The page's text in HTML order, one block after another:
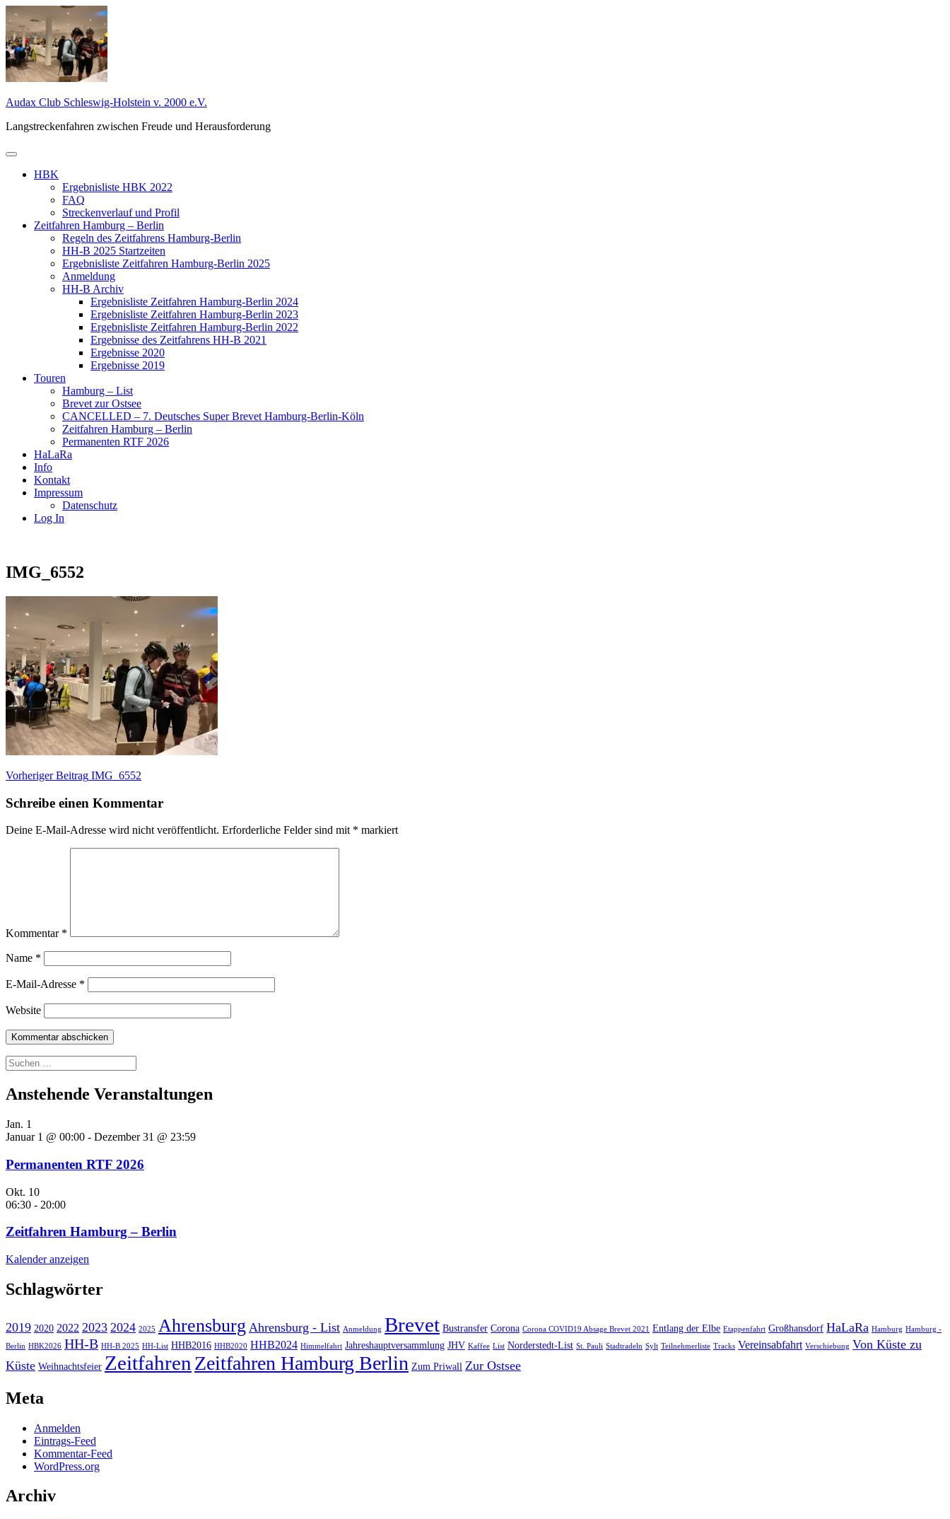
Zum
Inhalt
springen
Audax Club Schleswig-Holstein v. 2000 e.V.
Langstreckenfahren zwischen Freude und Herausforderung
Primäres
HBK
Ergebnisliste HBK 2022
FAQ
Streckenverlauf und Profil
Zeitfahren Hamburg – Berlin
Regeln des Zeitfahrens Hamburg-Berlin
HH-B 2025 Startzeiten
Ergebnisliste Zeitfahren Hamburg-Berlin 2025
Anmeldung
HH-B Archiv
Ergebnisliste Zeitfahren Hamburg-Berlin 2024
Ergebnisliste Zeitfahren Hamburg-Berlin 2023
Ergebnisliste Zeitfahren Hamburg-Berlin 2022
Ergebnisse des Zeitfahrens HH-B 2021
Ergebnisse 2020
Ergebnisse 2019
Touren
Hamburg – List
Brevet zur Ostsee
CANCELLED – 7. Deutsches Super Brevet Hamburg-Berlin-Köln
Zeitfahren Hamburg – Berlin
Permanenten RTF 2026
HaLaRa
Info
Kontakt
Impressum
Datenschutz
Log In
IMG_6552
Beitragsnavigation
Vorheriger Beitrag Vorheriger
IMG_6552
Schreibe einen Kommentar
Deine E-Mail-Adresse wird nicht veröffentlicht. Erforderliche Felder sind mit * markiert
Kommentar *
Name *
E-Mail-Adresse *
Website
Suchen
nach:
Anstehende Veranstaltungen
Jan. 1
Januar 1 @ 00:00 - Dezember 31 @ 23:59
Permanenten RTF 2026
Okt. 10
06:30 - 20:00
Zeitfahren Hamburg – Berlin
Kalender anzeigen
Schlagwörter
2019 2020 2022 2023 2024 2025 Ahrensburg Ahrensburg - List Anmeldung Brevet Bustransfer Corona Corona COVID19 Absage Brevet 2021 Entlang der Elbe Etappenfahrt Großhansdorf HaLaRa Hamburg Hamburg -
Berlin HBK2026 HH-B HH-B 2025 HH-List HHB2016 HHB2020 HHB2024 Himmelfahrt Jahreshauptversammlung JHV Kaffee List Norderstedt-List St. Pauli Stadtradeln Sylt Teilnehmerliste Tracks Vereinsabfahrt Verschiebung Von Küste zu
Küste Weihnachtsfeier Zeitfahren Zeitfahren Hamburg Berlin Zum Priwall Zur Ostsee
Meta
Anmelden
Eintrags-Feed
Kommentar-Feed
WordPress.org
Archiv